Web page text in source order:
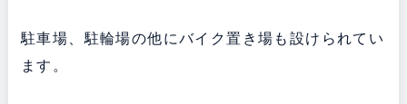
駐車場、駐輪場の他にバイク置き場も設けられてい
ます。